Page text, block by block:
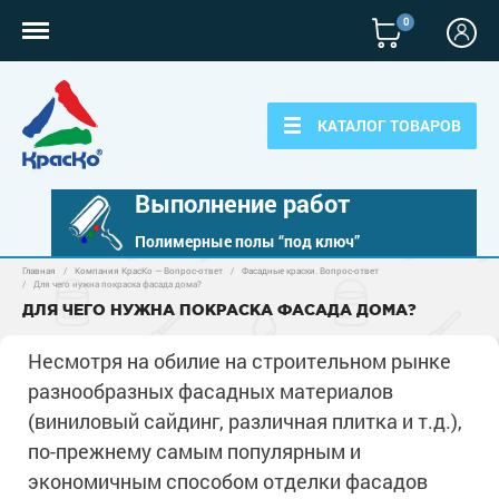
0
КАТАЛОГ ТОВАРОВ
Выполнение работ
Полимерные полы “под ключ”
Полимерные наливные полы
Эпоксидные полы
Водно-эпоксидные наливные полы
Эпоксидный ровнитель бетона
Грунтовки
Полиуретановые полы
Эпоксидные полы
Краски для бетона
Пропитки для бетона
Для металла
Грунт-эмали по металлу
Защита в один слой
Для фасадов
Краски для фасадов
Главная / Компания КрасКо — Вопрос-ответ /
Фасадные краски. Вопрос-ответ
/
Для чего нужна покраска фасада дома?
ДЛЯ ЧЕГО НУЖНА ПОКРАСКА ФАСАДА ДОМА?
Несмотря на обилие на строительном рынке
разнообразных фасадных материалов
(виниловый сайдинг, различная плитка и т.д.),
по-прежнему самым популярным и
экономичным способом отделки фасадов